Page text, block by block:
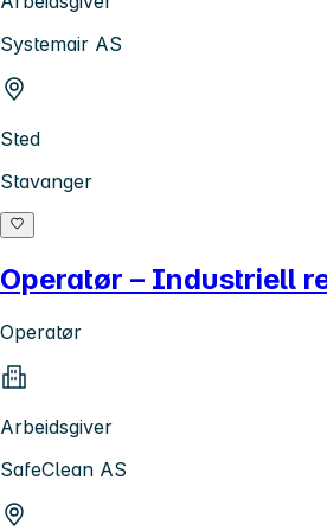
Systemair AS
Sted
Stavanger
Operatør – Industriell
Operatør
Arbeidsgiver
SafeClean AS